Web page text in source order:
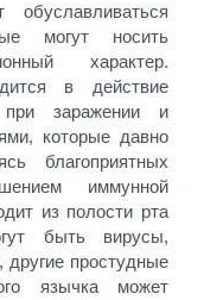
могут носить
характер.
в действие
при заражении и
которые давно
благоприятных
иммунной
из полости рта
быть вирусы,
простудные
язычка может